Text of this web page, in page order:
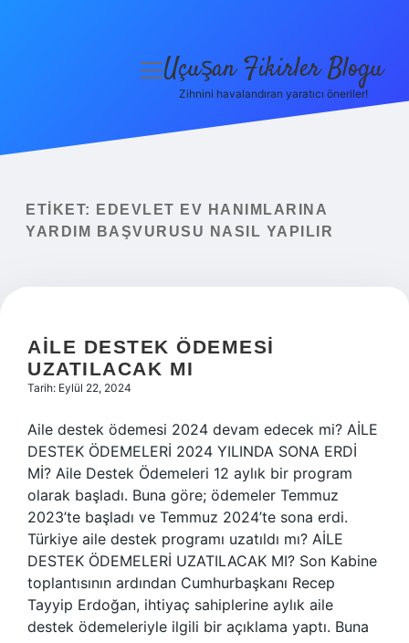
Yasal Uyarı
menüyü
Uçuşan Fikirler Blogu
Zihnini havalandıran yaratıcı öneriler!
ETIKET:
EDEVLET EV HANIMLARINA
YARDIM BAŞVURUSU NASIL YAPILIR
AILE DESTEK ÖDEMESI
UZATILACAK MI
Tarih: Eylül 22, 2024
Aile destek ödemesi 2024 devam edecek mi? AİLE
DESTEK ÖDEMELERİ 2024 YILINDA SONA ERDİ
Mİ? Aile Destek Ödemeleri 12 aylık bir program
olarak başladı. Buna göre; ödemeler Temmuz
2023’te başladı ve Temmuz 2024’te sona erdi.
Türkiye aile destek programı uzatıldı mı? AİLE
DESTEK ÖDEMELERİ UZATILACAK MI? Son Kabine
toplantısının ardından Cumhurbaşkanı Recep
Tayyip Erdoğan, ihtiyaç sahiplerine aylık aile
destek ödemeleriyle ilgili bir açıklama yaptı. Buna